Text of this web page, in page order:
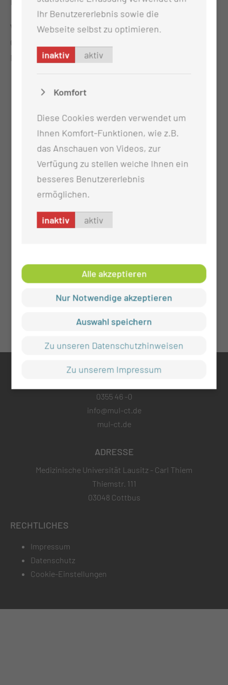
Wir wünschen Merle und ihrer Familie alles Liebe,
Gesundheit und viele wundervolle gemeinsame
Momente!
KONTAKT
0355 46 -0
info@mul-ct.de
mul-ct.de
ADRESSE
Medizinische Universität Lausitz - Carl Thiem
Thiemstr. 111
03048 Cottbus
RECHTLICHES
Impressum
Datenschutz
Cookie-Einstellungen
Ihr Benutzererlebnis sowie die
Webseite selbst zu optimieren.
inaktiv aktiv
Komfort
Diese Cookies werden verwendet um
Ihnen Komfort-Funktionen, wie z.B.
das Anschauen von Videos, zur
Verfügung zu stellen welche Ihnen ein
besseres Benutzererlebnis
ermöglichen.
inaktiv aktiv
Alle akzeptieren
Nur Notwendige akzeptieren
Auswahl speichern
Zu unseren Datenschutzhinweisen
Zu unserem Impressum